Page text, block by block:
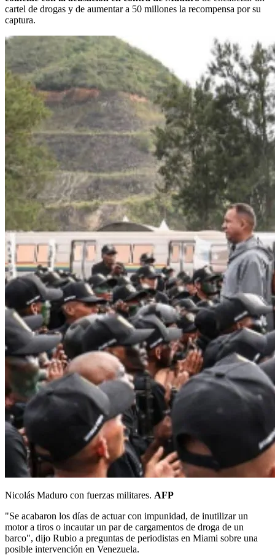
cartel de drogas y de aumentar a 50 millones la recompensa por su
captura.
Nicolás Maduro con fuerzas militares. AFP
"Se acabaron los días de actuar con impunidad, de inutilizar un
motor a tiros o incautar un par de cargamentos de droga de un
barco", dijo Rubio a preguntas de periodistas en Miami sobre una
posible intervención en Venezuela.